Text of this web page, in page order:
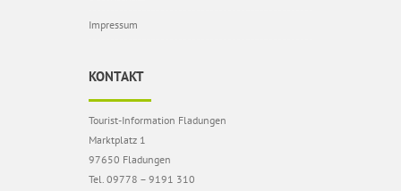
Impressum
KONTAKT
Tourist-Information Fladungen
Marktplatz 1
97650 Fladungen
Tel. 09778 – 9191 310